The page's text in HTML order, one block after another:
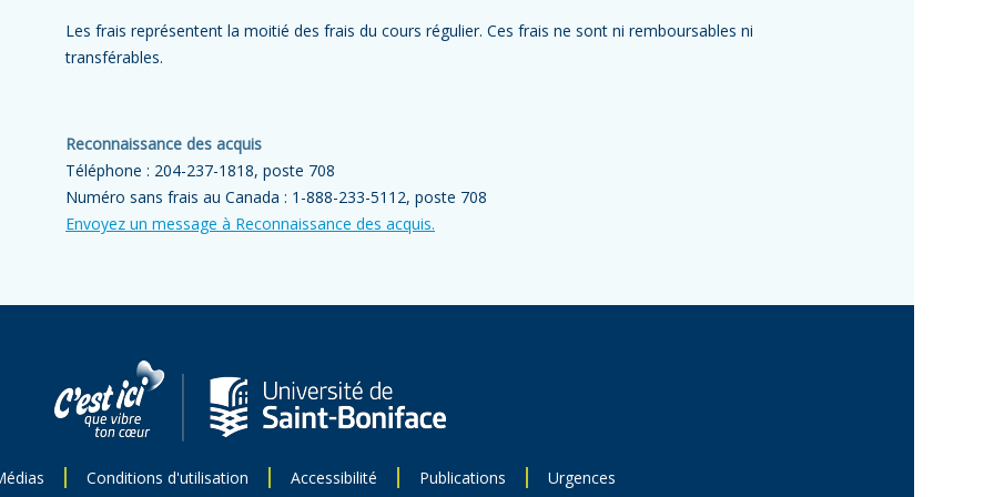
Les frais représentent la moitié des frais du cours régulier. Ces frais ne sont ni remboursables ni
transférables.
Reconnaissance des acquis
Téléphone : 204-237-1818, poste 708
Numéro sans frais au Canada : 1-888-233-5112, poste 708
Envoyez un message à Reconnaissance des acquis.
Conditions d'utilisation Accessibilité Publications Urgences